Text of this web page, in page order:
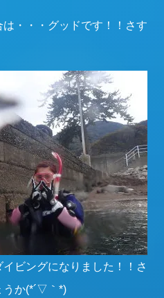
・・・グッドです！！さす
ビングになりました！！さ
うか(*´▽｀*)